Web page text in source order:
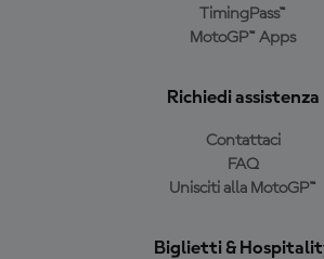
TimingPass™
MotoGP™ Apps
Richiedi assistenza
Contattaci
FAQ
Unisciti alla MotoGP™
Biglietti &